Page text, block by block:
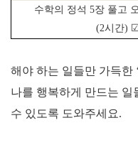
수학의 정석 5장 풀고
(2시간) ☑
해야 하는 일들만 가득한
나를 행복하게 만드는 일
수 있도록 도와주세요.